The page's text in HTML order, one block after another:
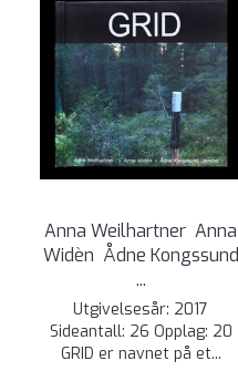
Anna Weilhartner  Anna
Widèn  Ådne Kongssund
...
Utgivelsesår: 2017
Sideantall: 26 Opplag: 20
GRID er navnet på et...